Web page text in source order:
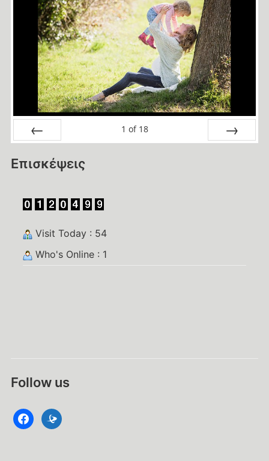
1 of 18
Επισκέψεις
Visit Today : 54
Who's Online : 1
Follow us
facebookdatacite